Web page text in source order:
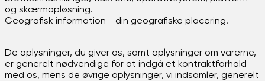
og skærmopløsning.
Geografisk information - din geografiske placering.
De oplysninger, du giver os, samt oplysninger om varerne,
er generelt nødvendige for at indgå et kontraktforhold
med os, mens de øvrige oplysninger, vi indsamler, generelt